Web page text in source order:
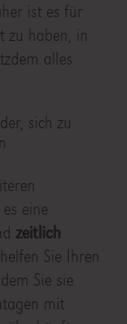
ist es für
zu haben, in
alles
sich zu
eine
zeitlich
Sie Ihren
Sie sie
mit